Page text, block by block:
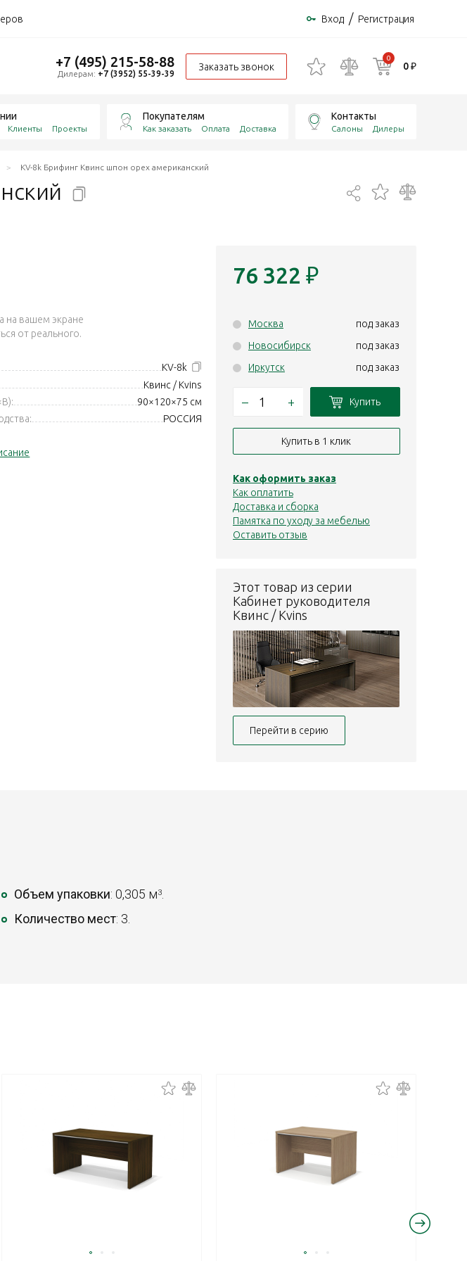
Вход / Регистрация
+7 (495) 215-58-88
Дилерам: +7 (3952) 55-39-39
Заказать звонок
0
0 ₽
Клиенты Проекты
Покупателям
Как заказать Оплата Доставка
Контакты
Салоны Дилеры
KV-8k Брифинг Квинс шпон орех американский
на вашем экране
от реального.
KV-8k
Квинс / Kvins
90×120×75 см
РОССИЯ
76 322 ₽
Москва
под заказ
Новосибирск
под заказ
Иркутск
под заказ
– + Купить
Купить в 1 клик
Как оформить заказ
Как оплатить
Доставка и сборка
Памятка по уходу за мебелью
Оставить отзыв
Этот товар из серии
Кабинет руководителя
Квинс / Kvins
Перейти в серию
Объем упаковки: 0,305 м3.
Количество мест: 3.